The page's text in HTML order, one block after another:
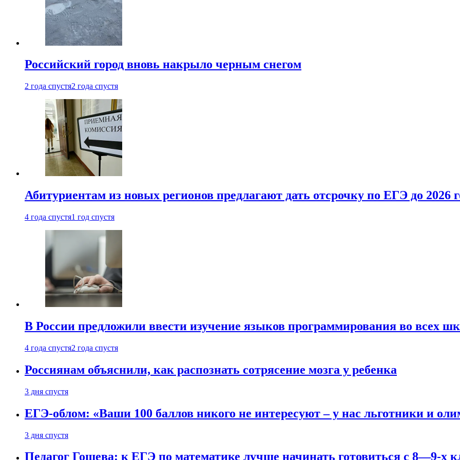
Российский город вновь накрыло черным снегом
2 года спустя2 года спустя
Абитуриентам из новых регионов предлагают дать отсрочку по ЕГЭ до 2026
4 года спустя1 год спустя
В России предложили ввести изучение языков программирования во всех
4 года спустя2 года спустя
Россиянам объяснили, как распознать сотрясение мозга у ребенка
3 дня спустя
ЕГЭ-облом: «Ваши 100 баллов никого не интересуют – у нас льготники и
3 дня спустя
Педагог Гошева: к ЕГЭ по математике лучше начинать готовиться с 8—9-х